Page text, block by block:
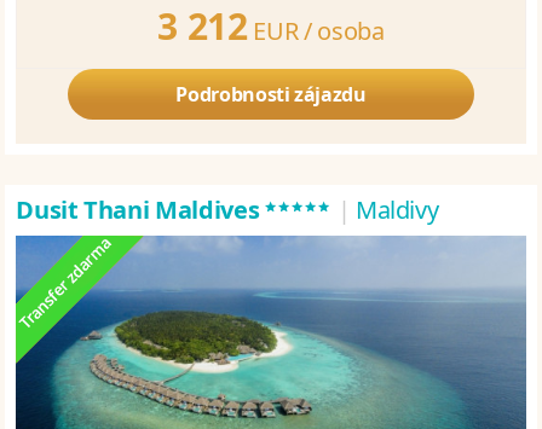
3 212 EUR /osoba
Podrobnosti zájazdu
Dusit Thani Maldives***** | Maldivy